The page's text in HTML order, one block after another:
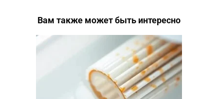
Вам также может быть интересно